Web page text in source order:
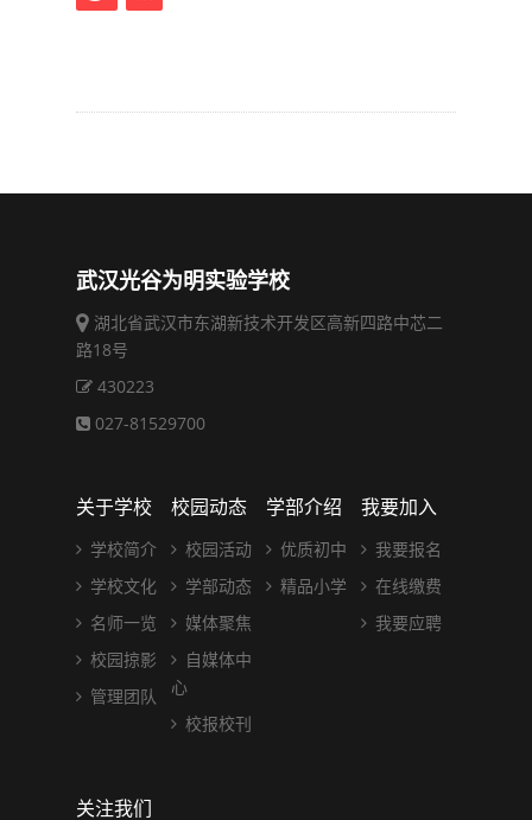
武汉光谷为明实验学校
湖北省武汉市东湖新技术开发区高新四路中芯二
路18号
430223
027-81529700
关于学校
学校简介
学校文化
名师一览
校园掠影
管理团队
校园动态
校园活动
学部动态
媒体聚焦
自媒体中
心
校报校刊
学部介绍
优质初中
精品小学
我要加入
我要报名
在线缴费
我要应聘
关注我们